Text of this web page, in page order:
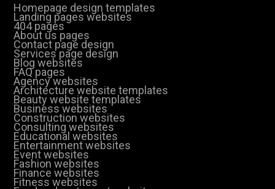
Homepage design templates
Landing pages websites
404 pages
About us pages
Contact page design
Services page design
Blog websites
FAQ pages
Agency websites
Architecture website templates
Beauty website templates
Business websites
Construction websites
Consulting websites
Educational websites
Entertainment websites
Event websites
Fashion websites
Finance websites
Fitness websites